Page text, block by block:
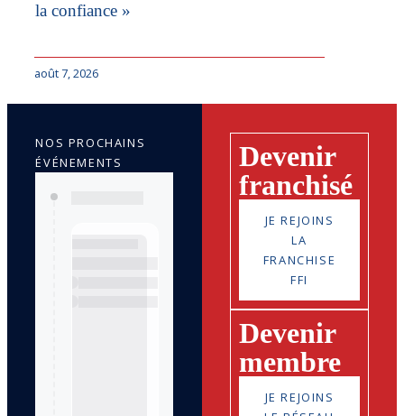
la confiance »
août 7, 2026
Devenir
franchisé
JE REJOINS
LA
FRANCHISE
FFI
Devenir
membre
JE REJOINS
NOS PROCHAINS
ÉVÉNEMENTS